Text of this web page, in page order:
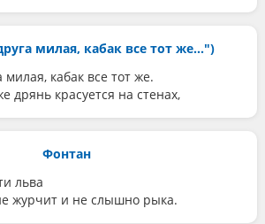
милая, кабак все тот же...")
милая, кабак все тот же.
дрянь красуется на стенах,
Фонтан
льва
журчит и не слышно рыка.